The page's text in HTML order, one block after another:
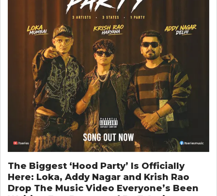
The Biggest ‘Hood Party’ Is Officially
Here: Loka, Addy Nagar and Krish Rao
Drop The Music Video Everyone’s Been